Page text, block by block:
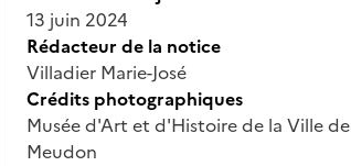
13 juin 2024
Rédacteur de la notice
Villadier Marie-José
Crédits photographiques
Musée d'Art et d'Histoire de la Ville de
Meudon